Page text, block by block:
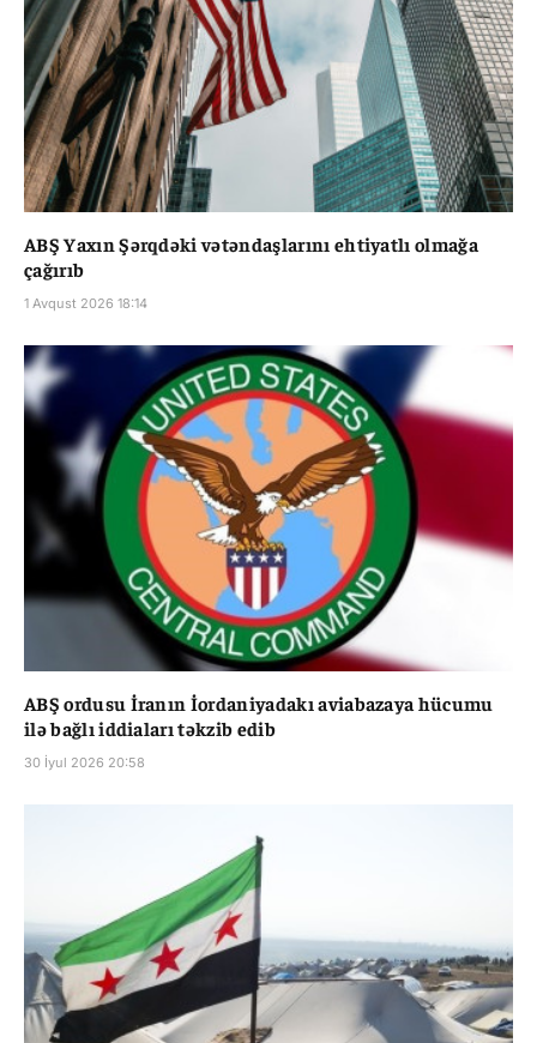
ABŞ Yaxın Şərqdəki vətəndaşlarını ehtiyatlı olmağa
çağırıb
1 Avqust 2026 18:14
ABŞ ordusu İranın İordaniyadakı aviabazaya hücumu
ilə bağlı iddiaları təkzib edib
30 İyul 2026 20:58